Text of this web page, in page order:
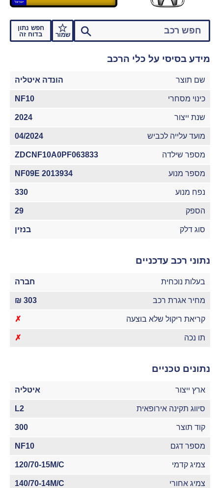
שמור
חפש נתון
בדוח זה
מידע בסיסי על כלי הרכב
שם תוצר הונדה איטליה
כינוי מסחרי NF10
שנת ייצור 2024
מועד עלייה לכביש 04/2024
מספר שילדה ZDCNF10A0PF063833
מספר מנוע NF09E 2013934
נפח מנוע 330
הספק 29
סוג דלק בנזין
נתוני רכב עדכניים
בעלות נוכחית חברה
מחיר אגרת רכב 303 ₪
קריאת ריקול שלא בוצעה ✗
תו נכה ✗
נתונים טכניים
ארץ ייצור איטליה
סיווג תקינה אירופאית L2
קוד תוצר 300
מספר דגם NF10
צמיג קדמי 120/70-15M/C
צמיג אחורי 140/70-14M/C